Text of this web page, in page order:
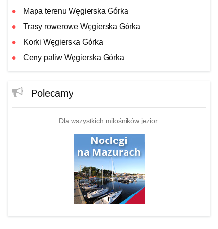
Mapa terenu Węgierska Górka
Trasy rowerowe Węgierska Górka
Korki Węgierska Górka
Ceny paliw Węgierska Górka
Polecamy
Dla wszystkich miłośników jezior: